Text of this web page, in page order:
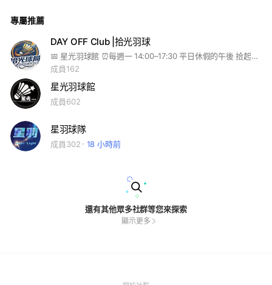
專屬推薦
DAY OFF Club |拾光羽球
📅 星光羽球館 ⏰每週一 14:00–17:30 平日休假的午後 拾起屬於自己的時光 也拾起對羽球 最純粹的熱愛
成員162
星光羽球館
成員602
星羽球隊
成員302 18 小時前
還有其他眾多社群等您來探索
顯示更多